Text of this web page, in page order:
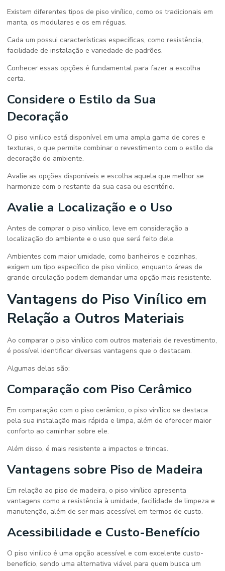
Existem diferentes tipos de piso vinílico, como os tradicionais em
manta, os modulares e os em réguas.
Cada um possui características específicas, como resistência,
facilidade de instalação e variedade de padrões.
Conhecer essas opções é fundamental para fazer a escolha
certa.
Considere o Estilo da Sua
Decoração
O piso vinílico está disponível em uma ampla gama de cores e
texturas, o que permite combinar o revestimento com o estilo da
decoração do ambiente.
Avalie as opções disponíveis e escolha aquela que melhor se
harmonize com o restante da sua casa ou escritório.
Avalie a Localização e o Uso
Antes de comprar o piso vinílico, leve em consideração a
localização do ambiente e o uso que será feito dele.
Ambientes com maior umidade, como banheiros e cozinhas,
exigem um tipo específico de piso vinílico, enquanto áreas de
grande circulação podem demandar uma opção mais resistente.
Vantagens do Piso Vinílico em
Relação a Outros Materiais
Ao comparar o piso vinílico com outros materiais de revestimento,
é possível identificar diversas vantagens que o destacam.
Algumas delas são:
Comparação com Piso Cerâmico
Em comparação com o piso cerâmico, o piso vinílico se destaca
pela sua instalação mais rápida e limpa, além de oferecer maior
conforto ao caminhar sobre ele.
Além disso, é mais resistente a impactos e trincas.
Vantagens sobre Piso de Madeira
Em relação ao piso de madeira, o piso vinílico apresenta
vantagens como a resistência à umidade, facilidade de limpeza e
manutenção, além de ser mais acessível em termos de custo.
Acessibilidade e Custo-Benefício
O piso vinílico é uma opção acessível e com excelente custo-
benefício, sendo uma alternativa viável para quem busca um